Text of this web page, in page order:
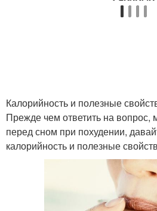
Калорийность и полезные
Прежде чем ответить на вопрос,
перед сном при похудении,
калорийность и полезные